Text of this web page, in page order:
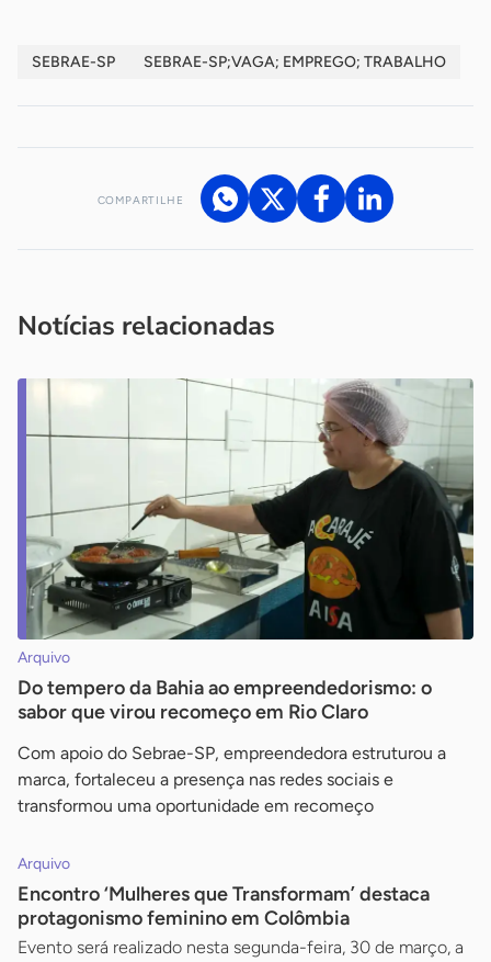
SEBRAE-SP SEBRAE-SP;VAGA; EMPREGO; TRABALHO
COMPARTILHE
Notícias relacionadas
Arquivo
Do tempero da Bahia ao empreendedorismo: o
sabor que virou recomeço em Rio Claro
Com apoio do Sebrae-SP, empreendedora estruturou a
marca, fortaleceu a presença nas redes sociais e
transformou uma oportunidade em recomeço
Arquivo
Encontro ‘Mulheres que Transformam’ destaca
protagonismo feminino em Colômbia
Evento será realizado nesta segunda-feira, 30 de março, a